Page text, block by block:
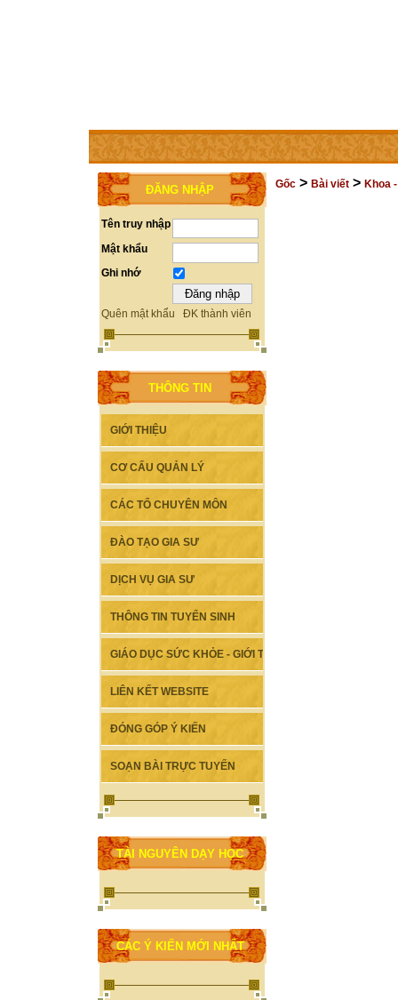
TRANG CHỦ THÀNH VIÊN TRỢ GIÚP LIÊN HỆ
ĐĂNG NHẬP
Tên truy nhập
Mật khẩu
Ghi nhớ
Quên mật khẩu ĐK thành viên
THÔNG TIN
GIỚI THIỆU
CƠ CẤU QUẢN LÝ
CÁC TỔ CHUYÊN MÔN
ĐÀO TẠO GIA SƯ
DỊCH VỤ GIA SƯ
THÔNG TIN TUYỂN SINH
GIÁO DỤC SỨC KHỎE - GIỚI TÍNH
LIÊN KẾT WEBSITE
ĐÓNG GÓP Ý KIẾN
SOẠN BÀI TRỰC TUYẾN
TÀI NGUYÊN DẠY HỌC
CÁC Ý KIẾN MỚI NHẤT
Gốc > Bài viết > Khoa